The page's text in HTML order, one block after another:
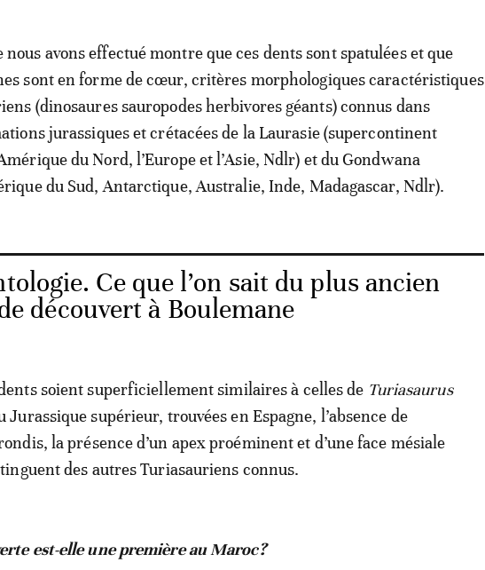
nous avons effectué montre que ces dents sont spatulées et que
sont en forme de cœur, critères morphologiques caractéristiques
(dinosaures sauropodes herbivores géants) connus dans
jurassiques et crétacées de la Laurasie (supercontinent
du Nord, l’Europe et l’Asie, Ndlr) et du Gondwana
du Sud, Antarctique, Australie, Inde, Madagascar, Ndlr).
Ce que l’on sait du plus ancien
découvert à Boulemane
soient superficiellement similaires à celles de Turiasaurus
Jurassique supérieur, trouvées en Espagne, l’absence de
la présence d’un apex proéminent et d’une face mésiale
des autres Turiasauriens connus.
est-elle une première au Maroc?